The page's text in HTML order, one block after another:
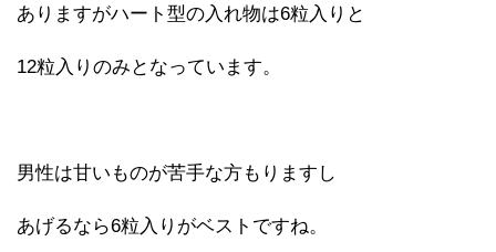
ありますがハート型の入れ物は6粒入りと
12粒入りのみとなっています。
男性は甘いものが苦手な方もりますし
あげるなら6粒入りがベストですね。